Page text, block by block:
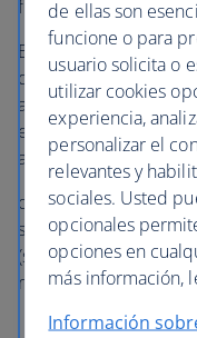
final.
En el caso de que
de Asistencia global
actualizada sobre los
embarque y, cuando
alojamiento donde
oneworldcuentacon
servicios en los
(solo tiene que
realice una conexión):
London
de ellas son
funcione o para
usuario solicita o
utilizar cookies
experiencia,
personalizar el
relevantes y
sociales. Usted
opcionales
opciones en
más información,
Información